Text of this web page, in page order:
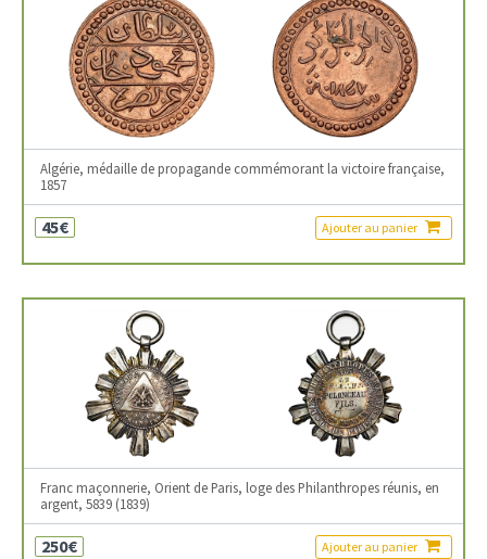
Algérie, médaille de propagande commémorant la victoire française,
1857
45€ Ajouter au panier
Franc maçonnerie, Orient de Paris, loge des Philanthropes réunis, en
argent, 5839 (1839)
250€ Ajouter au panier